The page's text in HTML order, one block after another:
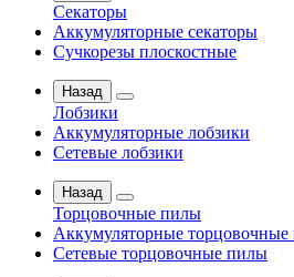
Секаторы
Аккумуляторные секаторы
Сучкорезы плоскостные
Назад
Лобзики
Аккумуляторные лобзики
Сетевые лобзики
Назад
Торцовочные пилы
Аккумуляторные
Сетевые торцовочные пилы